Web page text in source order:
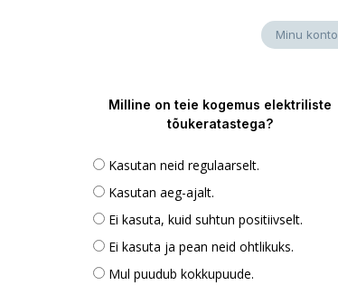
Minu konto
Milline on teie kogemus elektriliste
tõukeratastega?
Kasutan neid regulaarselt.
Kasutan aeg-ajalt.
Ei kasuta, kuid suhtun positiivselt.
Ei kasuta ja pean neid ohtlikuks.
Mul puudub kokkupuude.